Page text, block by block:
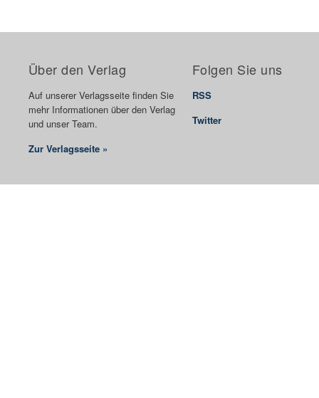
Über den Verlag
Auf unserer Verlagsseite finden Sie
mehr Informationen über den Verlag
und unser Team.
Zur Verlagsseite »
Folgen Sie uns
RSS
Twitter